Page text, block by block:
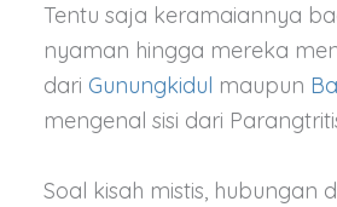
Tentu saja keramaiannya
nyaman hingga mereka
dari Gunungkidul maupun
mengenal sisi dari
Soal kisah mistis, hubungan